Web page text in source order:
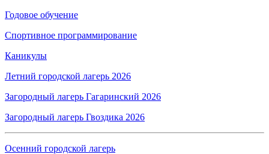
Годовое обучение
Спортивное программирование
Каникулы
Летний городской лагерь 2026
Загородный лагерь Гагаринский 2026
Загородный лагерь Гвоздика 2026
Осенний городской лагерь